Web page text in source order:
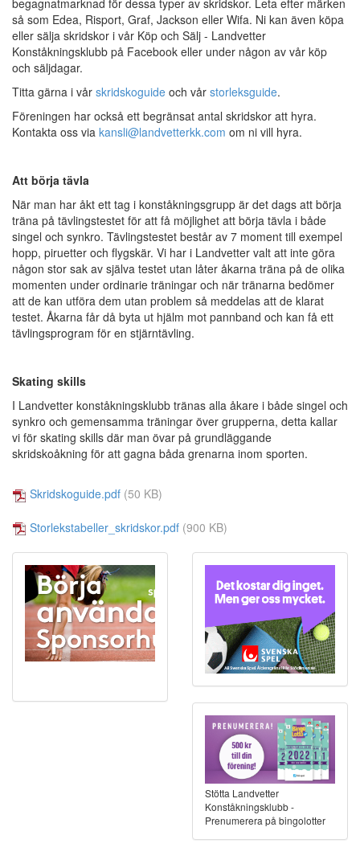
begagnatmarknad för dessa typer av skridskor. Leta efter märken
så som Edea, Risport, Graf, Jackson eller Wifa. Ni kan även köpa
eller sälja skridskor i vår Köp och Sälj - Landvetter
Konståkningsklubb på Facebook eller under någon av vår köp
och säljdagar.
Titta gärna i vår skridskoguide och vår storleksguide.
Föreningen har också ett begränsat antal skridskor att hyra.
Kontakta oss via kansli@landvetterkk.com om ni vill hyra.
Att börja tävla
När man har åkt ett tag i konståkningsgrupp är det dags att börja
träna på tävlingstestet för att få möjlighet att börja tävla i både
singel och synkro. Tävlingstestet består av 7 moment till exempel
hopp, piruetter och flygskär. Vi har i Landvetter valt att inte göra
någon stor sak av själva testet utan låter åkarna träna på de olika
momenten under ordinarie träningar och när tränarna bedömer
att de kan utföra dem utan problem så meddelas att de klarat
testet. Åkarna får då byta ut hjälm mot pannband och kan få ett
tävlingsprogram för en stjärntävling.
Skating skills
I Landvetter konståkningsklubb tränas alla åkare i både singel och
synkro och gemensamma träningar över grupperna, detta kallar
vi för skating skills där man övar på grundläggande
skridskoåkning för att gagna båda grenarna inom sporten.
Skridskoguide.pdf (50 KB)
Storlekstabeller_skridskor.pdf (900 KB)
Stötta Landvetter
Konståkningsklubb -
Prenumerera på bingolotter